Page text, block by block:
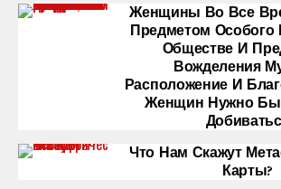
Женщины Во Все
Предметом
Обществе И
Вожделения
Расположение И
Женщин Нужно
Что Нам Скажут
Карты?